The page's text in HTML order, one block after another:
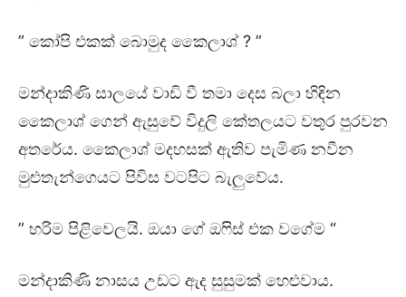
” කෝපි එකක් බොමුද කෛලාශ් ? ”
මන්දාකිණි සාලයේ වාඩි වී තමා දෙස බලා හිඳින
කෛලාශ් ගෙන් ඇසුවේ විදුලි කේතලයට වතුර පුරවන
අතරේය. කෛලාශ් මදහසක් ඇතිව පැමිණ නවීන
මුළුතැන්ගෙයට පිවිස වටපිට බැලුවේය.
” හරිම පිළිවෙලයි. ඔයා ගේ ඔෆිස් එක වගේම “
මන්දාකිණි නාසය උඩට ඇද සුසුමක් හෙළුවාය.